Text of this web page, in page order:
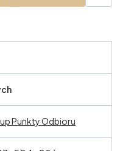
Punkty Odbioru